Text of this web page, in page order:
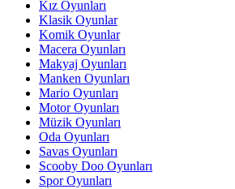
Kız Oyunları
Klasik Oyunlar
Komik Oyunlar
Macera Oyunları
Makyaj Oyunları
Manken Oyunları
Mario Oyunları
Motor Oyunları
Müzik Oyunları
Oda Oyunları
Savas Oyunları
Scooby Doo Oyunları
Spor Oyunları